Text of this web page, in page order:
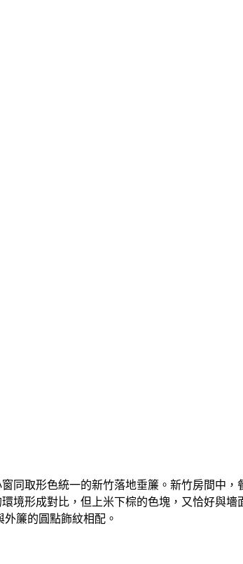
同取形色統一的新竹落地垂簾。新竹房間中
境形成對比，但上米下棕的色塊，又恰好與
簾的圓點飾紋相配。